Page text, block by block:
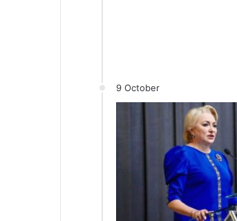
9 October